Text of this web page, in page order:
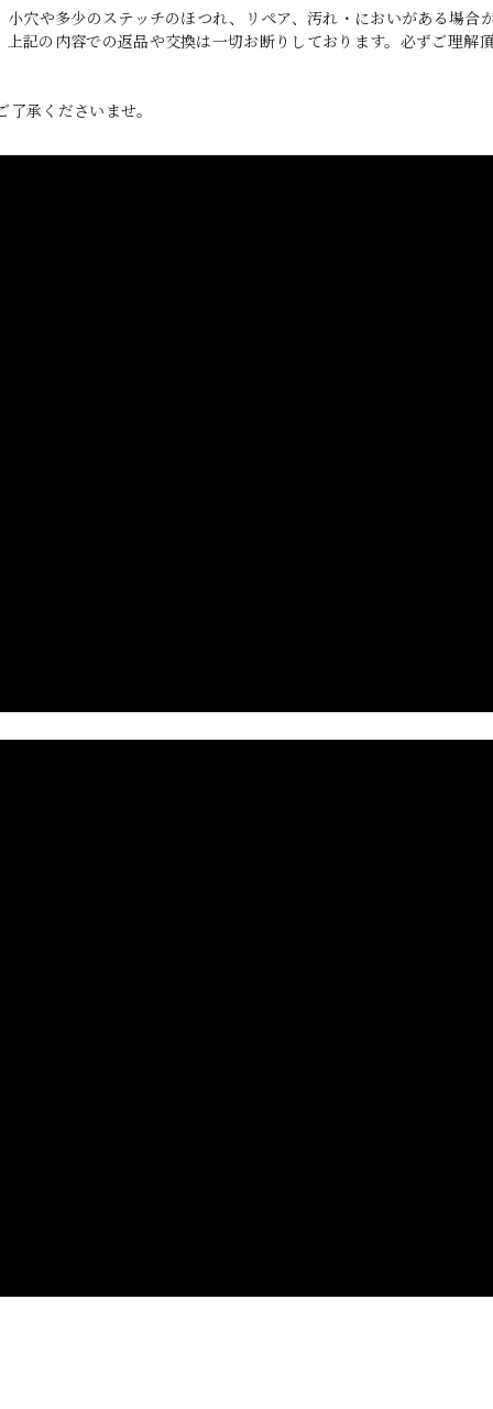
穴や多少のステッチのほつれ、リペア、汚れ・においがある場合
記の内容での返品や交換は一切お断りしております。必ずご理解
承くださいませ。